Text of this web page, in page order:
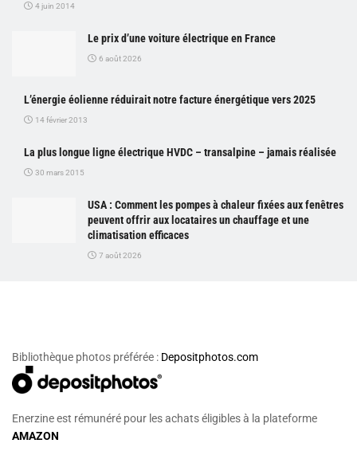
4 juin 2014
Le prix d’une voiture électrique en France
6 août 2026
L’énergie éolienne réduirait notre facture énergétique vers 2025
14 février 2013
La plus longue ligne électrique HVDC – transalpine – jamais réalisée
30 mars 2015
USA : Comment les pompes à chaleur fixées aux fenêtres
peuvent offrir aux locataires un chauffage et une
climatisation efficaces
7 août 2026
Bibliothèque photos préférée : Depositphotos.com
Enerzine est rémunéré pour les achats éligibles à la plateforme
AMAZON